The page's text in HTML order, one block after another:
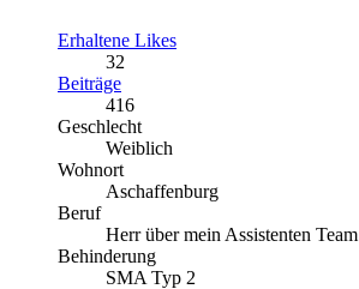
Erhaltene Likes
32
Beiträge
416
Geschlecht
Weiblich
Wohnort
Aschaffenburg
Beruf
Herr über mein Assistenten Team
Behinderung
SMA Typ 2